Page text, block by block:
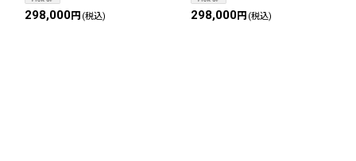
298,000円 (税込) 298,000円 (税込)